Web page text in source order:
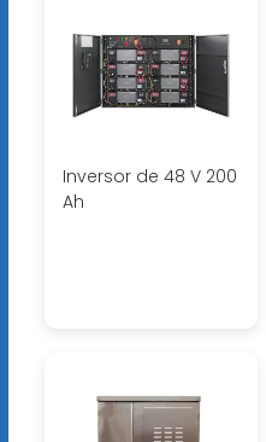
Inversor de 48 V 200
Ah